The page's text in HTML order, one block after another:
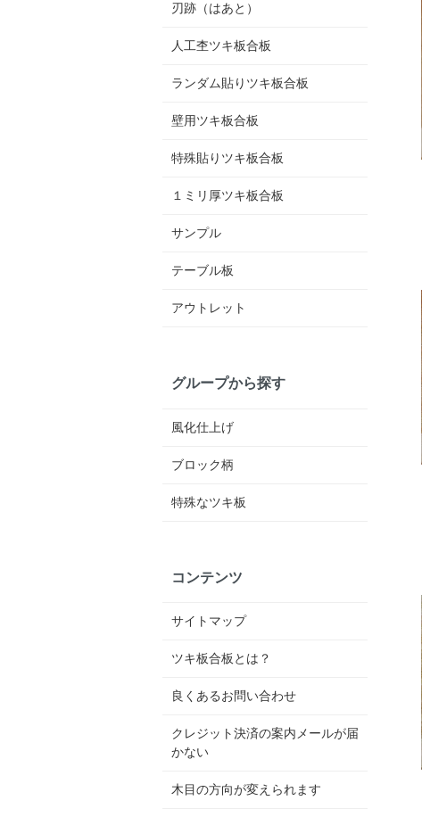
刃跡（はあと）
人工杢ツキ板合板
ランダム貼りツキ板合板
壁用ツキ板合板
特殊貼りツキ板合板
１ミリ厚ツキ板合板
サンプル
テーブル板
アウトレット
グループから探す
風化仕上げ
ブロック柄
特殊なツキ板
コンテンツ
サイトマップ
ツキ板合板とは？
良くあるお問い合わせ
クレジット決済の案内メールが届
かない
木目の方向が変えられます